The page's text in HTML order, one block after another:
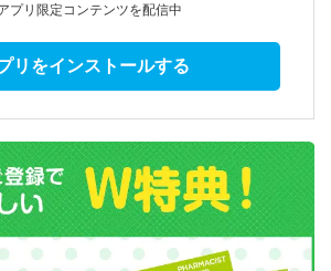
プリ限定コンテンツを配信中
リをインストールする